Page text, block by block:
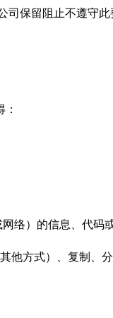
司保留阻止不遵守此
络）的信息、代码
他方式）、复制、